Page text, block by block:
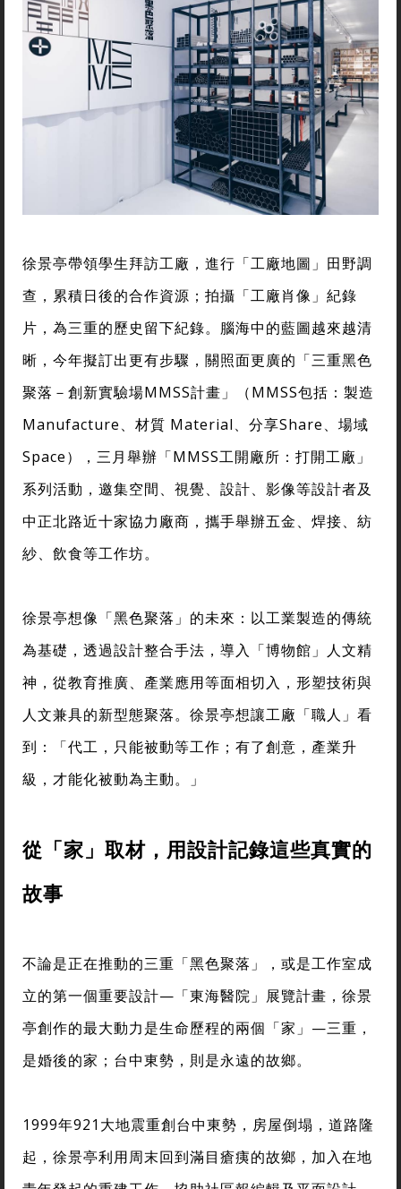
徐景亭帶領學生拜訪工廠，進行「工廠地圖」田野調
查，累積日後的合作資源；拍攝「工廠肖像」紀錄
片，為三重的歷史留下紀錄。腦海中的藍圖越來越清
晰，今年擬訂出更有步驟，關照面更廣的「三重黑色
聚落－創新實驗場MMSS計畫」（MMSS包括：製造
Manufacture、材質 Material、分享Share、場域
Space），三月舉辦「MMSS工開廠所：打開工廠」
系列活動，邀集空間、視覺、設計、影像等設計者及
中正北路近十家協力廠商，攜手舉辦五金、焊接、紡
紗、飲食等工作坊。
徐景亭想像「黑色聚落」的未來：以工業製造的傳統
為基礎，透過設計整合手法，導入「博物館」人文精
神，從教育推廣、產業應用等面相切入，形塑技術與
人文兼具的新型態聚落。徐景亭想讓工廠「職人」看
到：「代工，只能被動等工作；有了創意，產業升
級，才能化被動為主動。」
從「家」取材，用設計記錄這些真實的
故事
不論是正在推動的三重「黑色聚落」，或是工作室成
立的第一個重要設計—「東海醫院」展覽計畫，徐景
亭創作的最大動力是生命歷程的兩個「家」—三重，
是婚後的家；台中東勢，則是永遠的故鄉。
1999年921大地震重創台中東勢，房屋倒塌，道路隆
起，徐景亭利用周末回到滿目瘡痍的故鄉，加入在地